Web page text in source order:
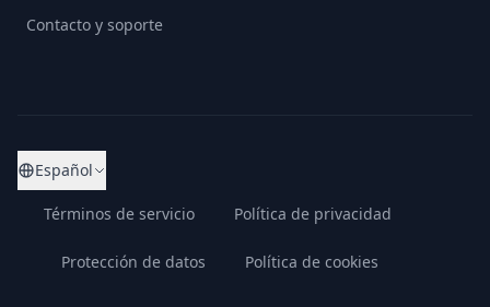
Contacto y soporte
Español
Términos de servicio Política de privacidad
Protección de datos Política de cookies